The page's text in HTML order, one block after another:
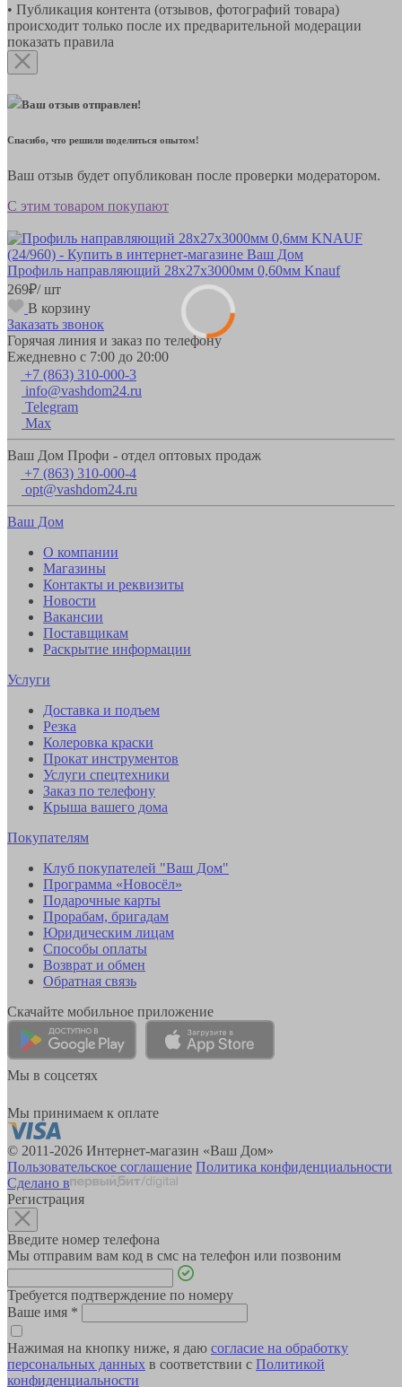
• Публикация контента (отзывов, фотографий товара)
происходит только после их предварительной модерации
показать правила
Ваш отзыв отправлен!
Спасибо, что решили поделиться опытом!
Ваш отзыв будет опубликован после проверки модератором.
С этим товаром покупают
Профиль направляющий 28х27х3000мм 0,60мм Knauf
269₽/ шт
В корзину
Заказать звонок
Горячая линия и заказ по телефону
Ежедневно с 7:00 до 20:00
+7 (863) 310-000-3
info@vashdom24.ru
Telegram
Max
Ваш Дом Профи - отдел оптовых продаж
+7 (863) 310-000-4
opt@vashdom24.ru
Ваш Дом
О компании
Магазины
Контакты и реквизиты
Новости
Вакансии
Поставщикам
Раскрытие информации
Услуги
Доставка и подъем
Резка
Колеровка краски
Прокат инструментов
Услуги спецтехники
Заказ по телефону
Крыша вашего дома
Покупателям
Клуб покупателей "Ваш Дом"
Программа «Новосёл»
Подарочные карты
Прорабам, бригадам
Юридическим лицам
Способы оплаты
Возврат и обмен
Обратная связь
Скачайте мобильное приложение
Мы в соцсетях
Мы принимаем к оплате
© 2011-2026 Интернет-магазин «Ваш Дом»
Пользовательское соглашение Политика конфиденциальности
Сделано в
Регистрация
Введите номер телефона
Мы отправим вам код в смс на телефон или позвоним
Требуется подтверждение по номеру
Ваше имя *
Нажимая на кнопку ниже, я даю согласие на обработку
персональных данных в соответствии с Политикой
конфиденциальности